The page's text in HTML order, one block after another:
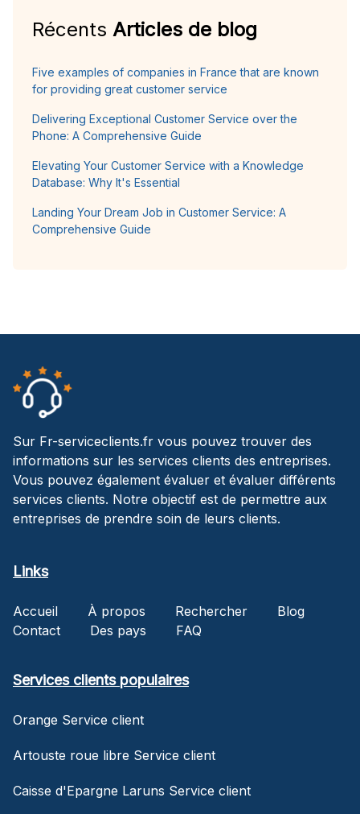
Récents Articles de blog
Five examples of companies in France that are known
for providing great customer service
Delivering Exceptional Customer Service over the
Phone: A Comprehensive Guide
Elevating Your Customer Service with a Knowledge
Database: Why It's Essential
Landing Your Dream Job in Customer Service: A
Comprehensive Guide
Sur Fr-serviceclients.fr vous pouvez trouver des
informations sur les services clients des entreprises.
Vous pouvez également évaluer et évaluer différents
services clients. Notre objectif est de permettre aux
entreprises de prendre soin de leurs clients.
Links
Accueil À propos Rechercher
Blog
Contact
Des pays FAQ
Services clients populaires
Orange Service client
Artouste roue libre Service client
Caisse d'Epargne Laruns Service client